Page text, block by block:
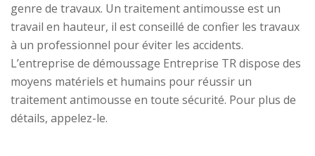
genre de travaux. Un traitement antimousse est un
travail en hauteur, il est conseillé de confier les travaux
à un professionnel pour éviter les accidents.
L’entreprise de démoussage Entreprise TR dispose des
moyens matériels et humains pour réussir un
traitement antimousse en toute sécurité. Pour plus de
détails, appelez-le.